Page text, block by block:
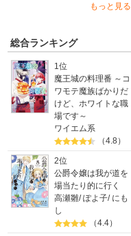
もっと見る
総合ランキング
1位
魔王城の料理番 ～コ
ワモテ魔族ばかりだ
けど、ホワイトな職
場です～
ワイエム系
（4.8）
2位
公爵令嬢は我が道を
場当たり的に行く
高瀬雛/ぽよ子/ にも
し
（4.4）